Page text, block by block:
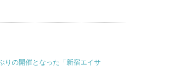
りの開催となった「新宿エイサ